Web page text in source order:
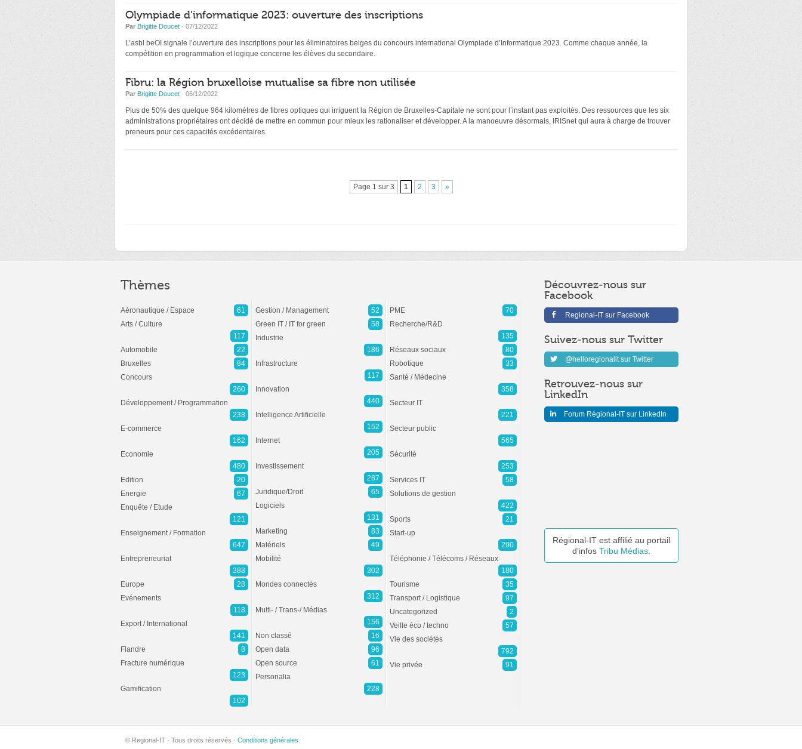
Olympiade d’informatique 2023: ouverture des inscriptions
Par Brigitte Doucet · 07/12/2022
L’asbl beOI signale l’ouverture des inscriptions pour les éliminatoires belges du concours international Olympiade d’Informatique 2023. Comme chaque année, la
compétition en programmation et logique concerne les élèves du secondaire.
Fibru: la Région bruxelloise mutualise sa fibre non utilisée
Par Brigitte Doucet · 06/12/2022
Plus de 50% des quelque 964 kilomètres de fibres optiques qui irriguent la Région de Bruxelles-Capitale ne sont pour l’instant pas exploités. Des ressources que les six
administrations propriétaires ont décidé de mettre en commun pour mieux les rationaliser et développer. A la manoeuvre désormais, IRISnet qui aura à charge de trouver
preneurs pour ces capacités excédentaires.
Page 1 sur 3 1 2 3 »
Découvrez-nous sur
Facebook
Regional-IT sur Facebook
Suivez-nous sur Twitter
@helloregionalit sur Twitter
Retrouvez-nous sur
LinkedIn
Forum Régional-IT sur LinkedIn
Régional-IT est affilié au portail
d’infos Tribu Médias
Thèmes
Aéronautique / Espace
61
Arts / Culture
117
Automobile
22
Bruxelles
84
Concours
260
Développement / Programmation
238
E-commerce
162
Economie
480
Edition
20
Energie
67
Enquête / Etude
121
Enseignement / Formation
647
Entrepreneuriat
388
Europe
28
Evénements
118
Export / International
141
Flandre
8
Fracture numérique
123
Gamification
102
Gestion / Management
52
Green IT / IT for green
58
Industrie
186
Infrastructure
117
Innovation
440
Intelligence Artificielle
152
Internet
205
Investissement
287
Juridique/Droit
65
Logiciels
131
Marketing
83
Matériels
49
Mobilité
302
Mondes connectés
312
Multi- / Trans-/ Médias
156
Non classé
16
Open data
96
Open source
61
Personalia
228
PME
70
Recherche/R&D
135
Réseaux sociaux
80
Robotique
33
Santé / Médecine
358
Secteur IT
221
Secteur public
565
Sécurité
253
Services IT
58
Solutions de gestion
422
Sports
21
Start-up
290
Téléphonie / Télécoms / Réseaux
180
Tourisme
35
Transport / Logistique
97
Uncategorized
2
Veille éco / techno
57
Vie des sociétés
792
Vie privée
91
© Regional-IT · Tous droits réservés · Conditions générales